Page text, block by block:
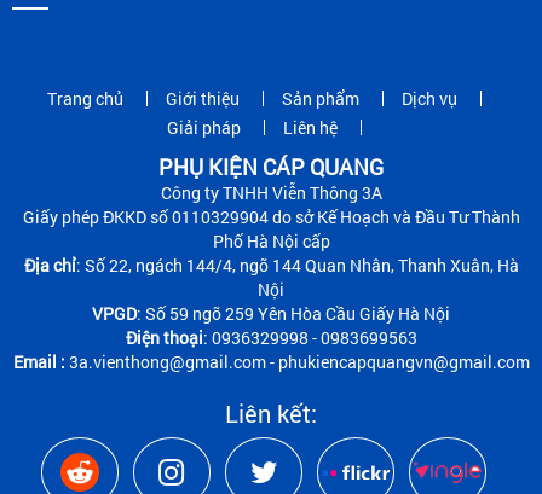
Trang chủ Giới thiệu Sản phẩm
Dịch vụ
Giải pháp
Liên hệ
PHỤ KIỆN CÁP QUANG
Công ty TNHH Viễn Thông 3A
Giấy phép ĐKKD số 0110329904 do sở Kế Hoạch và Đầu Tư Thành
Phố Hà Nội cấp
Địa chỉ: Số 22, ngách 144/4, ngõ 144 Quan Nhân, Thanh Xuân, Hà
Nội
VPGD: Số 59 ngõ 259 Yên Hòa Cầu Giấy Hà Nội
Điện thoại: 0936329998 - 0983699563
Email : 3a.vienthong@gmail.com - phukiencapquangvn@gmail.com
Liên kết: